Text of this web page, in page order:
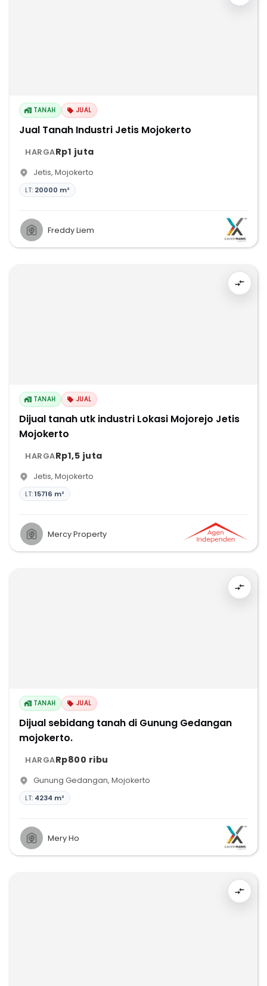
TANAH JUAL
Jual Tanah Industri Jetis Mojokerto
HARGARp1 juta
Jetis, Mojokerto
LT: 20000 m²
Freddy Liem
TANAH JUAL
Dijual tanah utk industri Lokasi Mojorejo Jetis
Mojokerto
HARGARp1,5 juta
Jetis, Mojokerto
LT:15716 m²
Mercy Property
TANAH JUAL
Dijual sebidang tanah di Gunung Gedangan
mojokerto.
HARGARp800 ribu
Gunung Gedangan, Mojokerto
LT: 4234 m²
Mery Ho